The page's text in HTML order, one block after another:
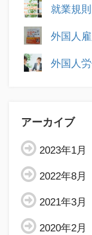
就業規則
外国人
外国人
アーカイブ
2023年1月
2022年8月
2021年3月
2020年2月